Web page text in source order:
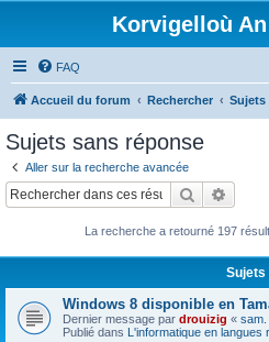
Korvigelloù An
FAQ
Accueil du forum Rechercher Sujets
Sujets sans réponse
Aller sur la recherche avancée
Rechercher
La recherche a retourné 197
Sujets
Windows 8 disponible en
Dernier message par drouizig « sam.
Publié dans L'informatique en langues